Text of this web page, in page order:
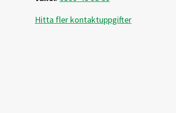
Hitta fler kontaktuppgifter